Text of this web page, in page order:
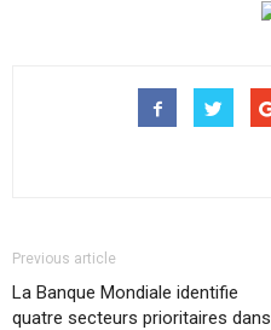
Previous article
La Banque Mondiale identifie
quatre secteurs prioritaires dans